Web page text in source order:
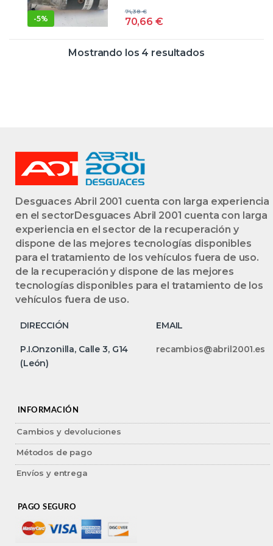
1368016 BLANCO
-5%
ZD3 A 604
CGB23556 BLANCO
70,66 €
74,38€
Mostrando los 4 resultados
Desguaces Abril 2001 cuenta con larga experiencia
en el sectorDesguaces Abril 2001 cuenta con larga
experiencia en el sector de la recuperación y
dispone de las mejores tecnologías disponibles
para el tratamiento de los vehículos fuera de uso.
de la recuperación y dispone de las mejores
tecnologías disponibles para el tratamiento de los
vehículos fuera de uso.
DIRECCIÓN EMAIL
P.I.Onzonilla, Calle 3, G14
(León)
recambios@abril2001.es
INFORMACIÓN
Cambios y devoluciones
Métodos de pago
Envíos y entrega
PAGO SEGURO